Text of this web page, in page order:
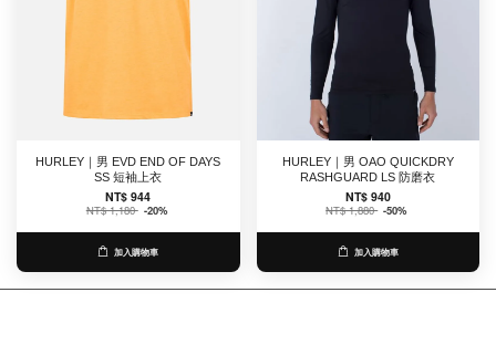
HURLEY｜男 EVD END OF DAYS
SS 短袖上衣
NT$ 944
NT$ 1,180 -20%
加入購物車
HURLEY｜男 OAO QUICKDRY
RASHGUARD LS 防磨衣
NT$ 940
NT$ 1,880 -50%
加入購物車